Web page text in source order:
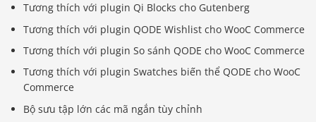
Tương thích với plugin Qi Blocks cho Gutenberg
Tương thích với plugin QODE Wishlist cho WooC Commerce
Tương thích với plugin So sánh QODE cho WooC Commerce
Tương thích với plugin Swatches biến thể QODE cho WooC
Commerce
Bộ sưu tập lớn các mã ngắn tùy chỉnh